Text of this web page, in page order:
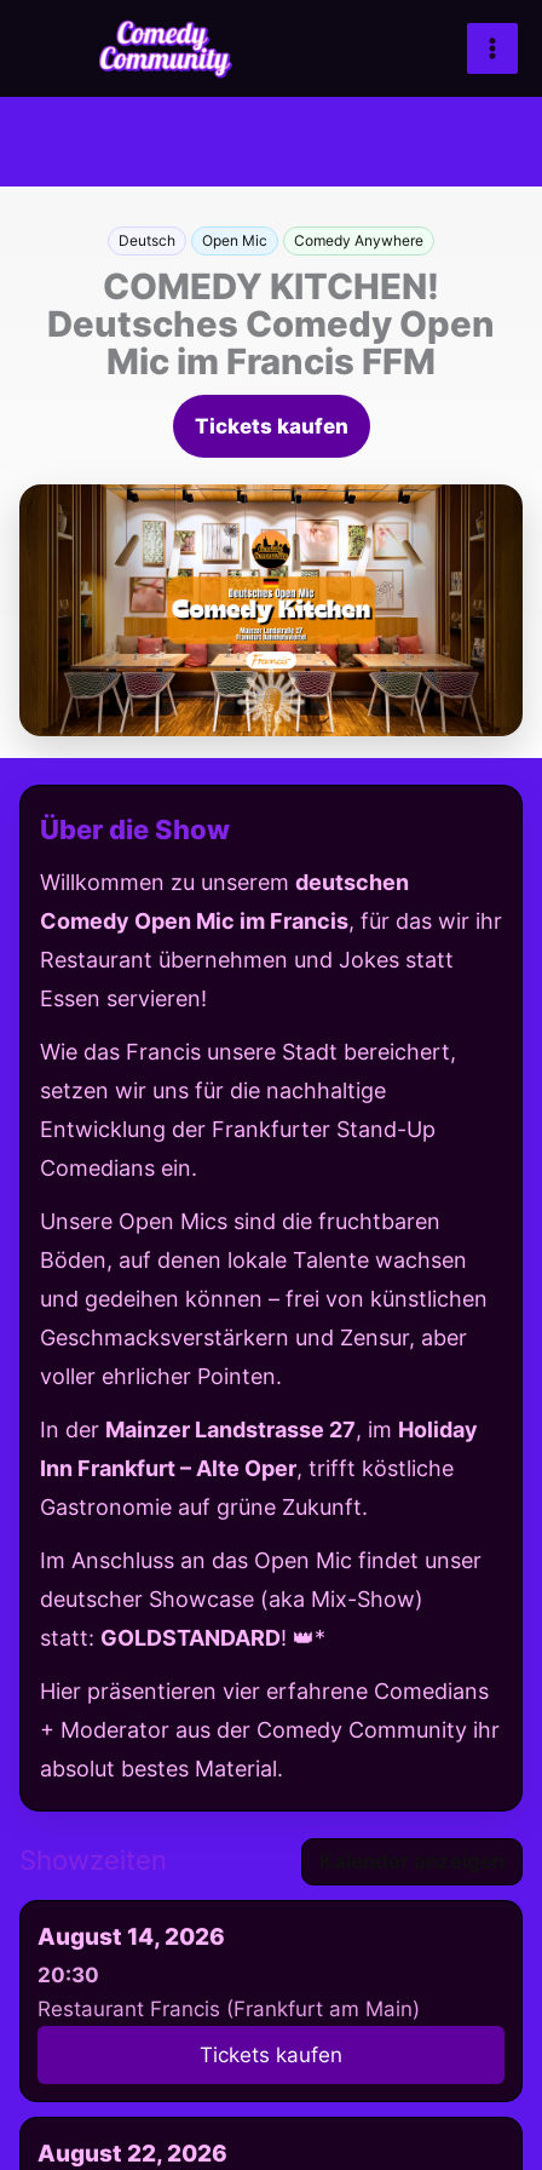
Deutsch Open Mic Comedy Anywhere
COMEDY KITCHEN!
Deutsches Comedy Open
Mic im Francis FFM
Tickets kaufen
Über die Show
Willkommen zu unserem deutschen
Comedy Open Mic im Francis, für das wir ihr
Restaurant übernehmen und Jokes statt
Essen servieren!
Wie das Francis unsere Stadt bereichert,
setzen wir uns für die nachhaltige
Entwicklung der Frankfurter Stand-Up
Comedians ein.
Unsere Open Mics sind die fruchtbaren
Böden, auf denen lokale Talente wachsen
und gedeihen können – frei von künstlichen
Geschmacksverstärkern und Zensur, aber
voller ehrlicher Pointen.
In der Mainzer Landstrasse 27, im Holiday
Inn Frankfurt – Alte Oper, trifft köstliche
Gastronomie auf grüne Zukunft.
Im Anschluss an das Open Mic findet unser
deutscher Showcase (aka Mix-Show)
statt: GOLDSTANDARD! 👑*
Hier präsentieren vier erfahrene Comedians
+ Moderator aus der Comedy Community ihr
absolut bestes Material.
Showzeiten
August 14, 2026
20:30
Restaurant Francis (Frankfurt am Main)
Tickets kaufen
August 22, 2026